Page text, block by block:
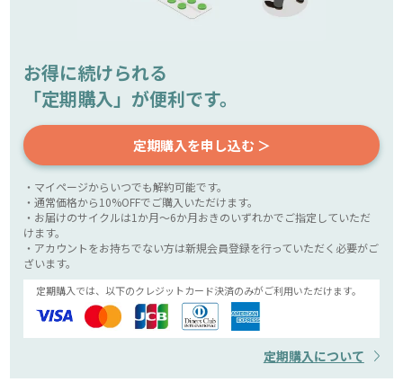
お得に続けられる
「定期購入」が便利です。
定期購入を申し込む ＞
・マイページからいつでも解約可能です。
・通常価格から10%OFFでご購入いただけます。
・お届けのサイクルは1か月～6か月おきのいずれかでご指定していただ
けます。
・アカウントをお持ちでない方は新規会員登録を行っていただく必要がご
ざいます。
定期購入では、以下のクレジットカード決済のみがご利用いただけます。
定期購入について